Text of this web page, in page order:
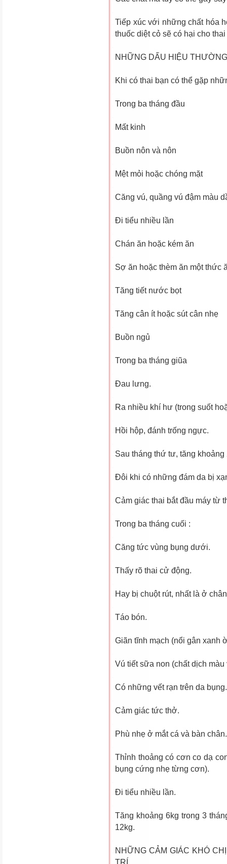
Tiếp xúc với những chất hóa
thuốc diệt cỏ sẽ có hại cho
NHỮNG DẤU HIỆU
Khi có thai bạn có thể gặp
Trong ba tháng đầu
Mất kinh
Buồn nôn và nôn
Mệt mỏi hoặc chóng mặt
Căng vú, quầng vú đậm màu
Ði tiểu nhiều lần
Chán ăn hoặc kém ăn
Sợ ăn hoặc thèm ăn một thức
Tăng tiết nước bọt
Tăng cân ít hoặc sút cân nhẹ
Buồn ngủ
Trong ba tháng giũa
Ðau lưng.
Ra nhiều khí hư (trong suốt
Hồi hộp, đánh trống ngực.
Sau tháng thứ tư, tăng khoảng
Ðôi khi có những đám da bị
Cảm giác thai bắt đầu máy từ
Trong ba tháng cuối :
Căng tức vùng bụng dưới.
Thấy rõ thai cử động.
Hay bị chuột rút, nhất là ở
Táo bón.
Giãn tĩnh mạch (nổi gân xanh
Vú tiết sữa non (chất dịch màu
Có những vết rạn trên da bụng.
Cảm giác tức thở.
Phù nhẹ ở mắt cá và bàn chân.
Thỉnh thoảng có cơn co dạ
bụng cứng nhẹ từng cơn).
Ði tiểu nhiều lần.
Tăng khoảng 6kg trong 3
12kg.
NHỮNG CẢM GIÁC KHÓ
TRÍ